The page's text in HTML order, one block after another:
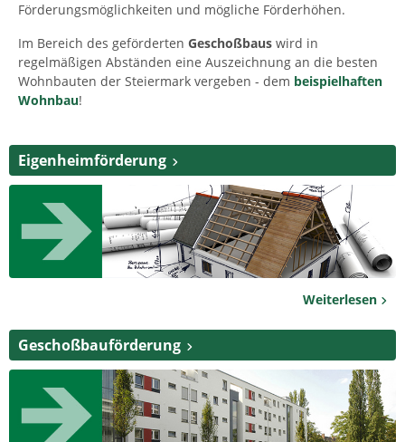
Förderungsmöglichkeiten und mögliche Förderhöhen.
Im Bereich des geförderten Geschoßbaus wird in
regelmäßigen Abständen eine Auszeichnung an die besten
Wohnbauten der Steiermark vergeben - dem beispielhaften
Wohnbau!
Eigenheimförderung
Weiterlesen
Geschoßbauförderung